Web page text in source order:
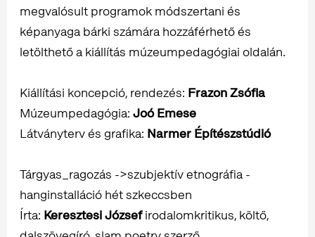
megvalósult programok módszertani és
képanyaga bárki számára hozzáférhető és
letölthető a kiállítás múzeumpedagógiai oldalán.
Kiállítási koncepció, rendezés: Frazon Zsófia
Múzeumpedagógia: Joó Emese
Látványterv és grafika: Narmer Építészstúdió
Tárgyas_ragozás ->szubjektív etnográfia -
hanginstalláció hét szkeccsben
Írta: Keresztesi Józsefirodalomkritikus, költő,